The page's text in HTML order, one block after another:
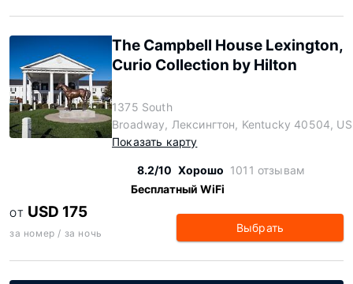
The Campbell House Lexington,
Curio Collection by Hilton
1375 South
Broadway, Лексингтон, Kentucky 40504, US
Показать карту
8.2/10 Хорошо 1011 отзывам
Бесплатный WiFi
ОТ USD 175
за номер / за ночь Выбрать